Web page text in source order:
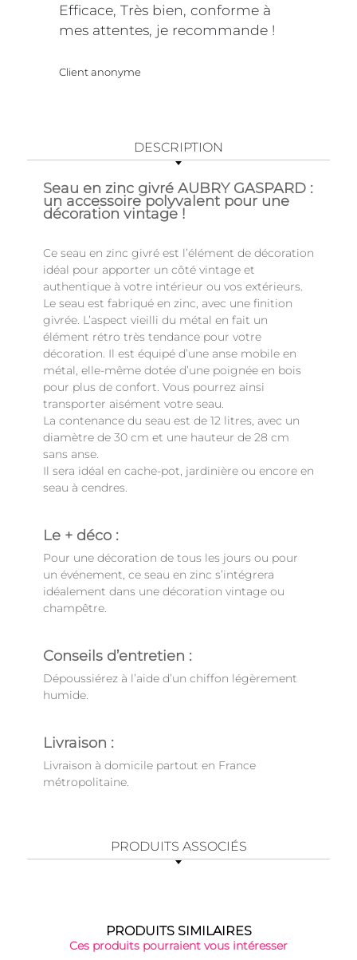
Efficace, Très bien, conforme à
mes attentes, je recommande !
Client anonyme
DESCRIPTION
Seau en zinc givré AUBRY GASPARD :
un accessoire polyvalent pour une
décoration vintage !
Ce seau en zinc givré est l’élément de décoration
idéal pour apporter un côté vintage et
authentique à votre intérieur ou vos extérieurs.
Le seau est fabriqué en zinc, avec une finition
givrée. L’aspect vieilli du métal en fait un
élément rétro très tendance pour votre
décoration. Il est équipé d’une anse mobile en
métal, elle-même dotée d’une poignée en bois
pour plus de confort. Vous pourrez ainsi
transporter aisément votre seau.
La contenance du seau est de 12 litres, avec un
diamètre de 30 cm et une hauteur de 28 cm
sans anse.
Il sera idéal en cache-pot, jardinière ou encore en
seau à cendres.
Le + déco :
Pour une décoration de tous les jours ou pour
un événement, ce seau en zinc s’intégrera
idéalement dans une décoration vintage ou
champêtre.
Conseils d’entretien :
Dépoussiérez à l’aide d’un chiffon légèrement
humide.
Livraison :
Livraison à domicile partout en France
métropolitaine.
PRODUITS ASSOCIÉS
PRODUITS SIMILAIRES
Ces produits pourraient vous intéresser